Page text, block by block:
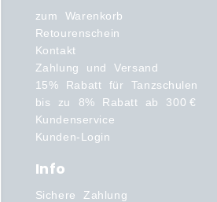
zum Warenkorb
Retourenschein
Kontakt
Zahlung und Versand
15% Rabatt für Tanzschulen
bis zu 8% Rabatt ab 300 €
Kundenservice
Kunden-Login
Info
Sichere Zahlung